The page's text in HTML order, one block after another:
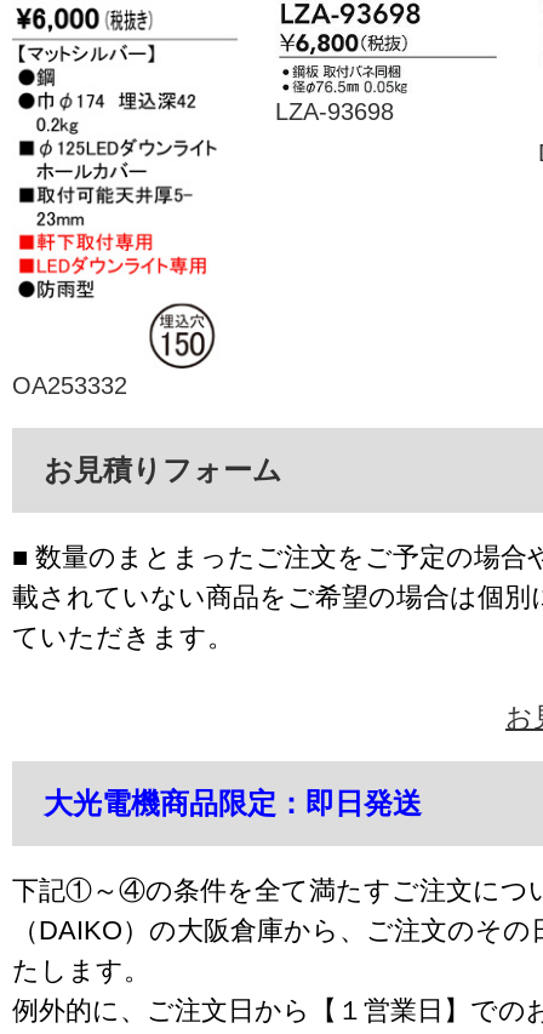
OA253332
LZA-93698
お見積りフォーム
■ 数量のまとまったご注文をご予定の場合
載されていない商品をご希望の場合は個別
ていただきます。
お
大光電機商品限定：即日発送
下記①～④の条件を全て満たすご注文につ
（DAIKO）の大阪倉庫から、ご注文のそ
たします。
例外的に、ご注文日から【１営業日】での